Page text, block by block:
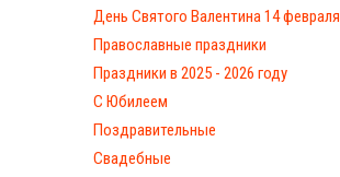
День Святого Валентина 14 февраля
Православные праздники
Праздники в 2025 - 2026 году
С Юбилеем
Поздравительные
Свадебные